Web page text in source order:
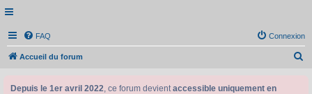
FAQ Connexion
Accueil du forum
Depuis le 1er avril 2022, ce forum devientaccessible uniquement en